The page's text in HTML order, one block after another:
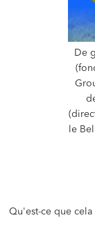
De
le
Qu'est-ce que